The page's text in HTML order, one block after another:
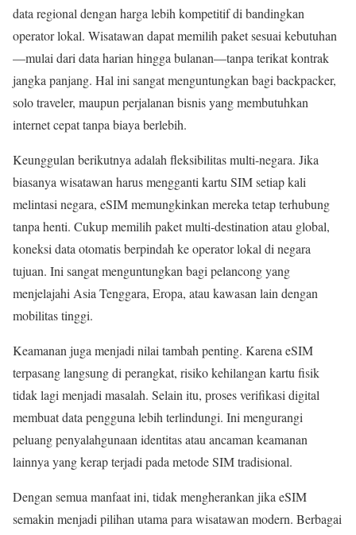
data regional dengan harga lebih kompetitif di bandingkan
operator lokal. Wisatawan dapat memilih paket sesuai kebutuhan
—mulai dari data harian hingga bulanan—tanpa terikat kontrak
jangka panjang. Hal ini sangat menguntungkan bagi backpacker,
solo traveler, maupun perjalanan bisnis yang membutuhkan
internet cepat tanpa biaya berlebih.
Keunggulan berikutnya adalah fleksibilitas multi-negara. Jika
biasanya wisatawan harus mengganti kartu SIM setiap kali
melintasi negara, eSIM memungkinkan mereka tetap terhubung
tanpa henti. Cukup memilih paket multi-destination atau global,
koneksi data otomatis berpindah ke operator lokal di negara
tujuan. Ini sangat menguntungkan bagi pelancong yang
menjelajahi Asia Tenggara, Eropa, atau kawasan lain dengan
mobilitas tinggi.
Keamanan juga menjadi nilai tambah penting. Karena eSIM
terpasang langsung di perangkat, risiko kehilangan kartu fisik
tidak lagi menjadi masalah. Selain itu, proses verifikasi digital
membuat data pengguna lebih terlindungi. Ini mengurangi
peluang penyalahgunaan identitas atau ancaman keamanan
lainnya yang kerap terjadi pada metode SIM tradisional.
Dengan semua manfaat ini, tidak mengherankan jika eSIM
semakin menjadi pilihan utama para wisatawan modern. Berbagai